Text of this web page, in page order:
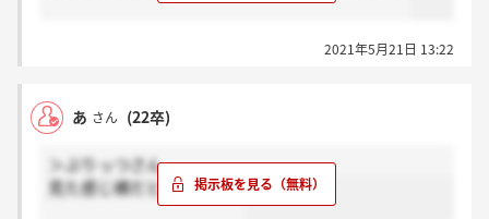
2021年5月21日 13:22
あ さん (22卒)
＞ぷりっつさん
見た感じ横だと思います！